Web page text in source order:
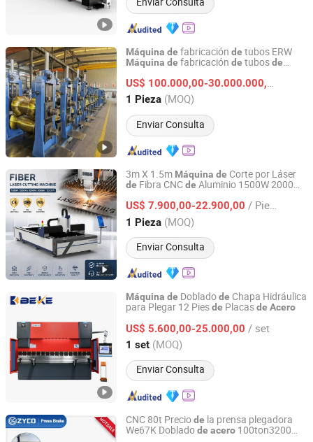
Máquina de fabricación de tubos ERW
Máquina de fabricación de tubosde
tubos US$ 100.000,00-30.000.000,00
1 Pieza (MOQ)
Enviar Consulta
Zhangjiagang Zhongyue Metallurgy Equipment
Technology Co., Ltd.
Jiangsu, China Desde 2022
3m X 1.5m Máquina de Corte por Láser
de Fibra CNCde Aluminio 1500W 2000W
Metal por LáserdeFibra para Acero
Carbono,Acero
Cobre
US$ 7.900,00-22.900,00 / Pieza
1 Pieza (MOQ)
Enviar Consulta
Shandong Fast CNC Machinery Co., Ltd
Shandong, China Desde 2024
Máquina de Dobladode Chapa Hidráulica
para Plegar 12 Piesde Placasde Acero
US$ 5.600,00-25.000,00 / set
1 set (MOQ)
Enviar Consulta
NANJING BEKE CNC MACHINERY CO., LTD.
Jiangsu, China Desde 2020
CNC 80t Preciode la prensa plegadora
We67K Dobladode acero 100ton3200
Nanjing Zyco Cnc Machinery Co., Ltd